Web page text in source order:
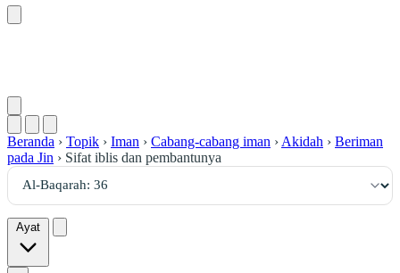
Beranda › Topik › Iman › Cabang-cabang iman › Akidah › Beriman
pada Jin › Sifat iblis dan pembantunya
Ayat